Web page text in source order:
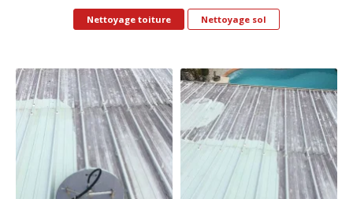
Nettoyage toiture Nettoyage sol